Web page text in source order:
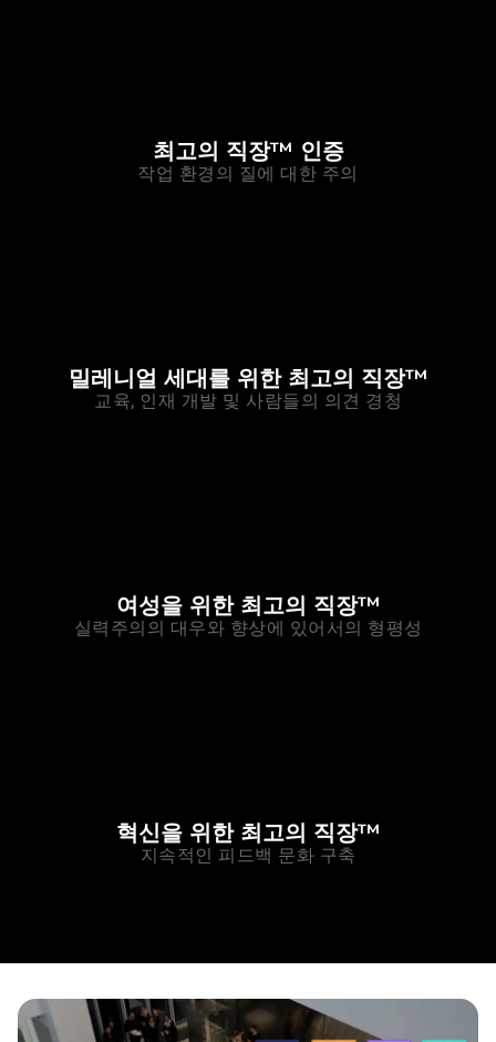
최고의 직장™ 인증
작업 환경의 질에 대한 주의
밀레니얼 세대를 위한 최고의 직장™
교육, 인재 개발 및 사람들의 의견 경청
여성을 위한 최고의 직장™
실력주의의 대우와 향상에 있어서의 형평성
혁신을 위한 최고의 직장™
지속적인 피드백 문화 구축